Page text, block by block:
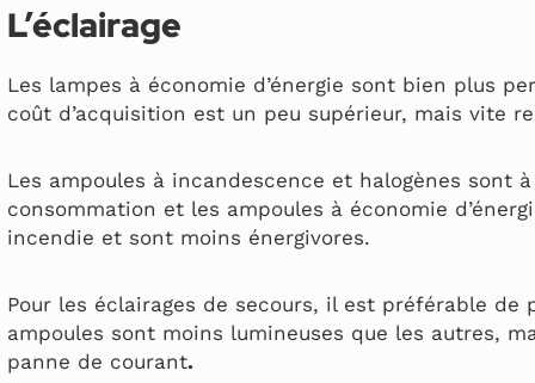
L’éclairage
Les lampes à économie d’énergie sont bien plus
coût d’acquisition est un peu supérieur, mais vite
Les ampoules à incandescence et halogènes sont
consommation et les ampoules à économie
incendie et sont moins énergivores.
Pour les éclairages de secours, il est préférable de
ampoules sont moins lumineuses que les autres,
panne de courant.